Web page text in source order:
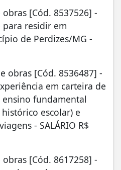
[Cód. 8537526] -
residir em
de Perdizes/MG -
obras [Cód. 8536487] -
em carteira de
fundamental
escolar) e
- SALÁRIO R$
[Cód. 8617258] -